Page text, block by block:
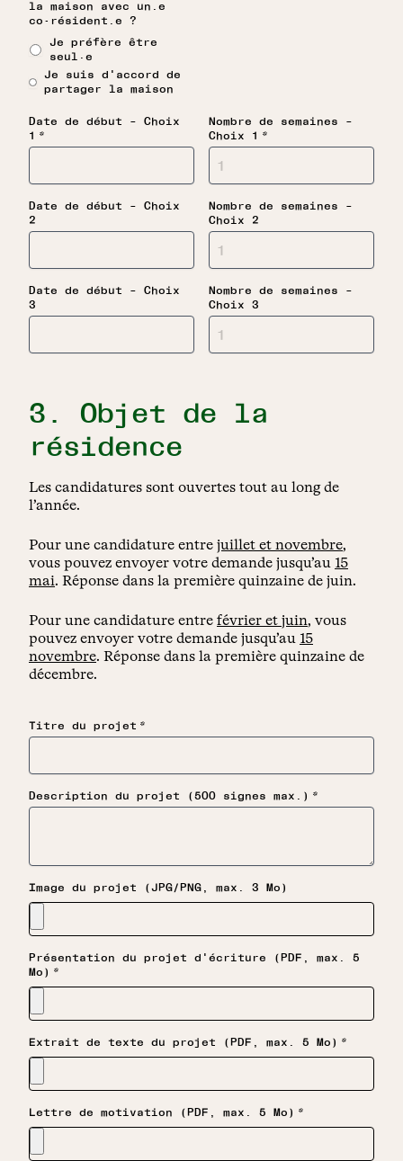
la maison avec un.e
co-résident.e ?
Je préfère être
seul·e
Je suis d'accord de
partager la maison
Date de début – Choix
1 *
Date de début – Choix
2
Date de début – Choix
3
Nombre de semaines –
Choix 1 *
Nombre de semaines –
Choix 2
Nombre de semaines –
Choix 3
3. Objet de la
résidence
Les candidatures sont ouvertes tout au long de
l’année.
Pour une candidature entrejuillet et novembre,
vous pouvez envoyer votre demande jusqu’au 15
mai. Réponse dans la première quinzaine de juin.
Pour une candidature entrefévrier et juin, vous
pouvez envoyer votre demande jusqu’au 15
novembre. Réponse dans la première quinzaine de
décembre.
Titre du projet *
Description du projet (500 signes max.) *
Image du projet (JPG/PNG, max. 3 Mo)
Présentation du projet d'écriture (PDF, max. 5
Mo) *
Extrait de texte du projet (PDF, max. 5 Mo) *
Lettre de motivation (PDF, max. 5 Mo) *